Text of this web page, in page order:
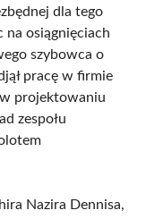
dla tego
osiągnięciach
szybowca o
pracę w firmie
w projektowaniu
zespołu
Nazira Dennisa,